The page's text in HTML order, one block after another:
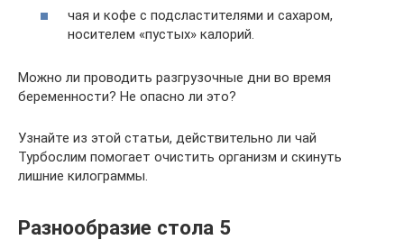
чая и кофе с подсластителями и сахаром,
носителем «пустых» калорий.
Можно ли проводить разгрузочные дни во время
беременности? Не опасно ли это?
Узнайте из этой статьи, действительно ли чай
Турбослим помогает очистить организм и скинуть
лишние килограммы.
Разнообразие стола 5